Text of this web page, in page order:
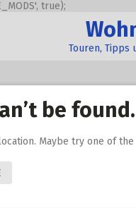
true);
Touren, Tipps
be found.
Maybe try one of